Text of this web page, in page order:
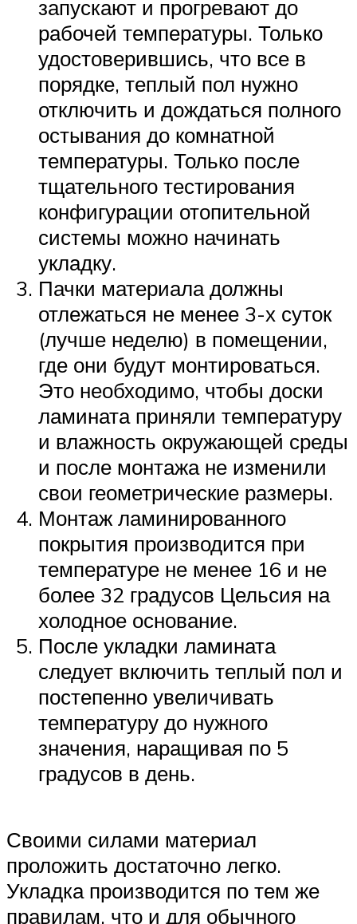
запускают и прогревают до
рабочей температуры. Только
удостоверившись, что все в
порядке, теплый пол нужно
отключить и дождаться полного
остывания до комнатной
температуры. Только после
тщательного тестирования
конфигурации отопительной
системы можно начинать
укладку.
Пачки материала должны
отлежаться не менее 3-х суток
(лучше неделю) в помещении,
где они будут монтироваться.
Это необходимо, чтобы доски
ламината приняли температуру
и влажность окружающей среды
и после монтажа не изменили
свои геометрические размеры.
Монтаж ламинированного
покрытия производится при
температуре не менее 16 и не
более 32 градусов Цельсия на
холодное основание.
После укладки ламината
следует включить теплый пол и
постепенно увеличивать
температуру до нужного
значения, наращивая по 5
градусов в день.
Своими силами материал
проложить достаточно легко.
Укладка производится по тем же
правилам, что и для обычного